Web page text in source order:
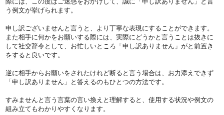
う例文が挙げられます。
申し訳ございませんと言うと、より丁寧な表現にすることができます。
また相手に何かをお願いする際には、実際にどうかと言うことは抜きに
して社交辞令として、お忙しいところ「申し訳ありません」がと前置き
をすると良いです。
逆に相手からお願いをされたけれど断ると言う場合は、お力添えできず
「申し訳ありません」と答えるのもひとつの方法です。
すみませんと言う言葉の言い換えと理解すると、使用する状況や例文の
組み立てもわかりやすくなります。